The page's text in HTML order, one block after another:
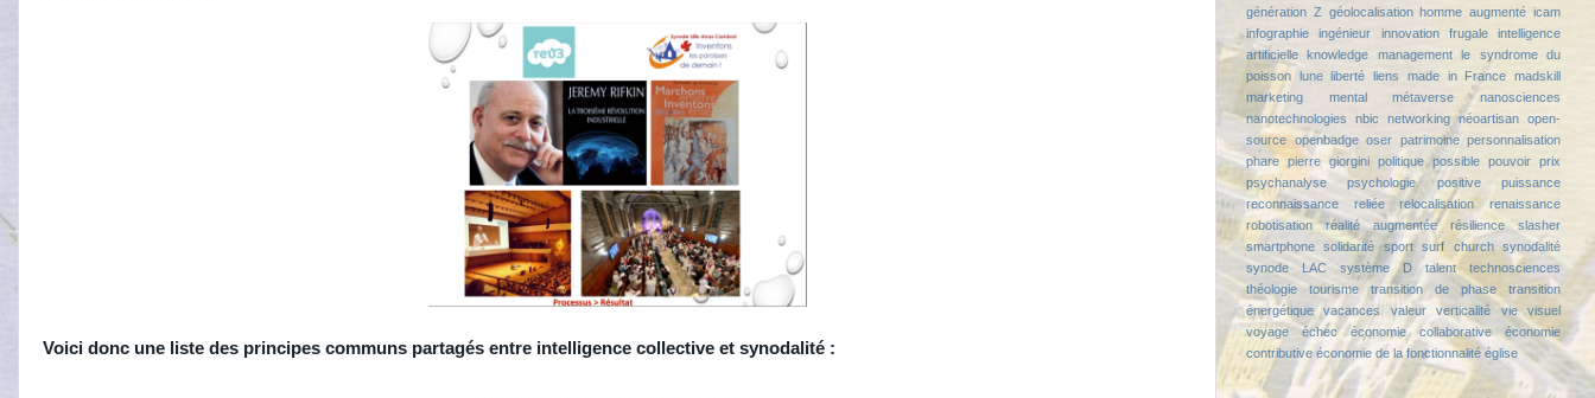
Voici donc une liste des principes communs partagés entre intelligence collective et synodalité :
génération Z géolocalisation homme augmenté icam
infographie
ingénieur innovation frugale
intelligence
artificielle
knowledge management
le syndrome du
poisson lune
liberté liens made in France madskill
marketing
mental métaverse
nanosciences
nanotechnologies
nbic networking néoartisan open-
source openbadge oser patrimoine personnalisation
phare pierre giorgini politique possible pouvoir prix
psychanalyse
psychologie positive
puissance
reconnaissance
reliée relocalisation
renaissance
robotisation
réalité augmentée résilience
slasher
smartphone
solidarité sport surf church
synodalité
synode LAC
système D talent
technosciences
théologie
tourisme transition de phase
transition
énergétique
vacances valeur verticalité vie
visuel
voyage
échec économie collaborative
économie
contributive économie de la fonctionnalité église